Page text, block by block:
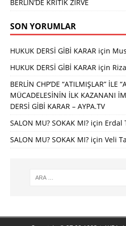
BERLİN’DE KRİTİK ZİRVE
SON YORUMLAR
HUKUK DERSİ GİBİ KARAR için
HUKUK DERSİ GİBİ KARAR için
BERLİN CHP’DE “ATILMIŞLAR” İLE
MÜCADELESİNİN İLK KAZANANI
DERSİ GİBİ KARAR – AYPA.TV
SALON MU? SOKAK MI? için Erdal
SALON MU? SOKAK MI? için Veli